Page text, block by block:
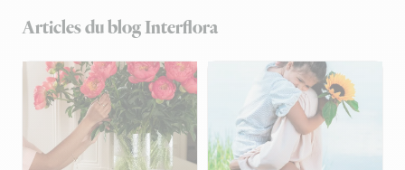
Articles du blog Interflora